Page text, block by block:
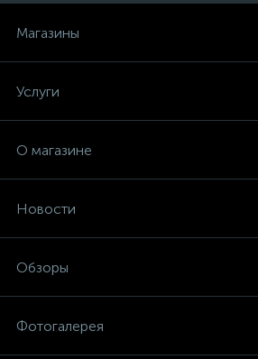
Магазины
Услуги
О магазине
Новости
Обзоры
Фотогалерея